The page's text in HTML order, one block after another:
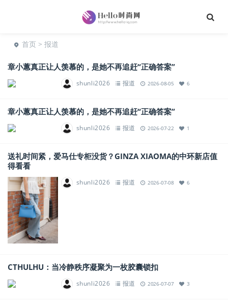
首页 > 报道
章小蕙真正让人羡慕的，是她不再追赶“正确答案”
shunli2026 报道 2026-08-05 6
章小蕙真正让人羡慕的，是她不再追赶“正确答案”
shunli2026 报道 2026-07-22 1
送礼时间紧，爱马仕专柜没货？GINZA XIAOMA的中环新店值
得看看
shunli2026 报道 2026-07-08 6
CTHULHU：当冷静秩序凝聚为一枚胶囊锁扣
shunli2026 报道 2026-07-07 3